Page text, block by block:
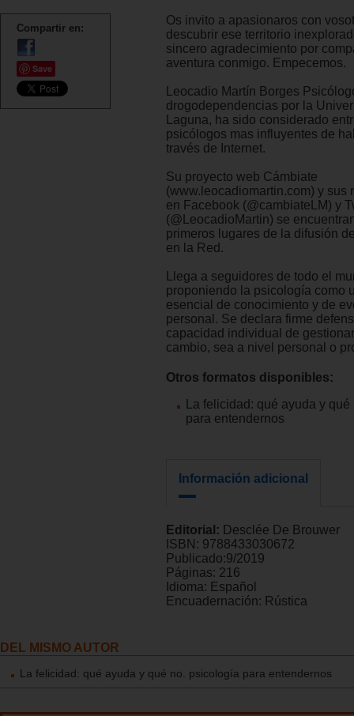
Compartir en:
Save
Os invito a apasionaros con
descubrir ese territorio
sincero agradecimiento por
aventura conmigo. Empecemos.
Leocadio Martín Borges
drogodependencias por la
Laguna, ha sido considerado
psicólogos mas influyentes de
través de Internet.
Su proyecto web Cámbiate
(www.leocadiomartin.com) y sus
en Facebook (@cambiateLM) y
(@LeocadioMartin) se
primeros lugares de la difusión
en la Red.
Llega a seguidores de todo el
proponiendo la psicología como
esencial de conocimiento y de
personal. Se declara firme
capacidad individual de
cambio, sea a nivel personal o
Otros formatos disponibles:
La felicidad: qué ayuda y
para entendernos
Información adicional
Editorial: Desclée De Brouwer
ISBN: 9788433030672
Publicado:9/2019
Páginas: 216
Idioma: Español
Encuadernación: Rústica
DEL MISMO AUTOR
La felicidad: qué ayuda y qué no. psicología para entendernos